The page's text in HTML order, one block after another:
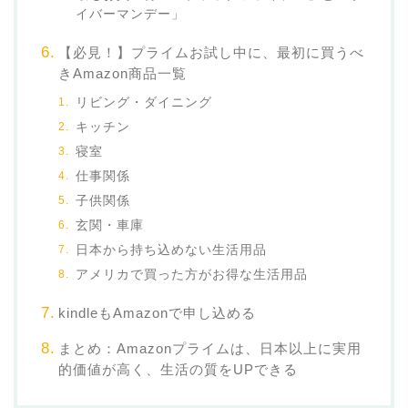
イバーマンデー」
【必見！】プライムお試し中に、最初に買うべ
きAmazon商品一覧
リビング・ダイニング
キッチン
寝室
仕事関係
子供関係
玄関・車庫
日本から持ち込めない生活用品
アメリカで買った方がお得な生活用品
kindleもAmazonで申し込める
まとめ：Amazonプライムは、日本以上に実用
的価値が高く、生活の質をUPできる